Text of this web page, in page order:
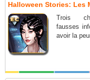
Halloween Stories: Les
Trois
fausses
avoir la